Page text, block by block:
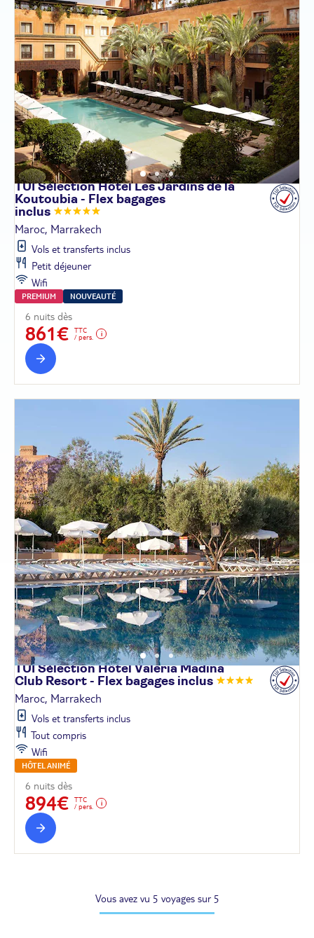
TUI Sélection Hôtel Les Jardins de la
Koutoubia - Flex bagages
inclus
Maroc, Marrakech
Vols et transferts inclus
Petit déjeuner
Wifi
PREMIUM NOUVEAUTÉ
6 nuits dès
861€
TTC
/ pers.
TUI Sélection Hôtel Valeria Madina
Club Resort - Flex bagages inclus
Maroc, Marrakech
Vols et transferts inclus
Tout compris
Wifi
HÔTEL ANIMÉ
6 nuits dès
894€
TTC
/ pers.
Vous avez vu 5 voyages sur 5